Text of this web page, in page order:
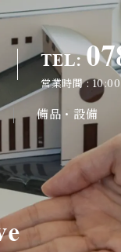
TEL:
営業時間 :
備品・設備
TEL:
営業時間 :